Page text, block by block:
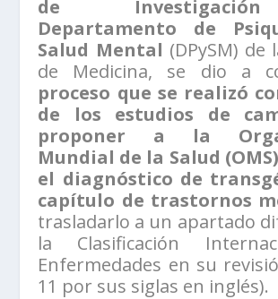
de
Departamento de
Salud Mental (DPySM) de
de Medicina, se dio a
proceso que se realizó
de los estudios de
proponer a la
Mundial de la Salud
el diagnóstico de
capítulo de trastornos
trasladarlo a un apartado
la Clasificación
Enfermedades en su
11 por sus siglas en inglés).